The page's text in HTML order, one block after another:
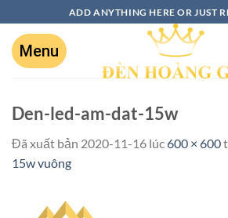
ADD ANYTHING HERE OR JUST
Den-led-am-dat-15w
Đã xuất bản 2020-11-16 lúc600 × 600
15w vuông